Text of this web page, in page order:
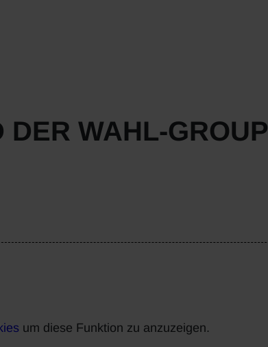
WAHL-GROUP
um diese Funktion zu anzuzeigen.